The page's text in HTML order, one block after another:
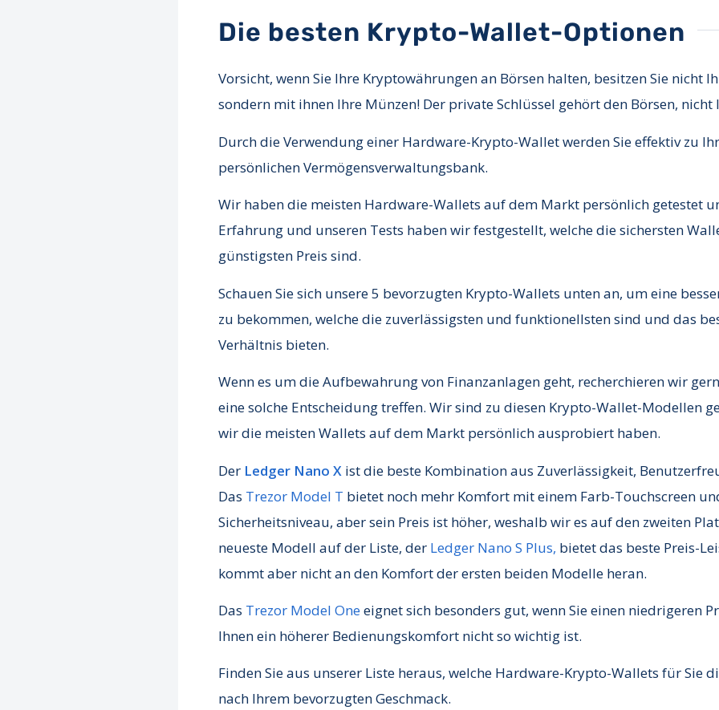
Die besten Krypto-Wallet-Optionen
Vorsicht, wenn Sie Ihre Kryptowährungen an Börsen halten, besitzen Sie nicht
sondern mit ihnen Ihre Münzen! Der private Schlüssel gehört den Börsen, nicht
Durch die Verwendung einer Hardware-Krypto-Wallet werden Sie effektiv zu
persönlichen Vermögensverwaltungsbank.
Wir haben die meisten Hardware-Wallets auf dem Markt persönlich getestet
Erfahrung und unseren Tests haben wir festgestellt, welche die sichersten
günstigsten Preis sind.
Schauen Sie sich unsere 5 bevorzugten Krypto-Wallets unten an, um eine
zu bekommen, welche die zuverlässigsten und funktionellsten sind und das
Verhältnis bieten.
Wenn es um die Aufbewahrung von Finanzanlagen geht, recherchieren wir
eine solche Entscheidung treffen. Wir sind zu diesen Krypto-Wallet-Modellen
wir die meisten Wallets auf dem Markt persönlich ausprobiert haben.
Der Ledger Nano X ist die beste Kombination aus Zuverlässigkeit,
Das Trezor Model T bietet noch mehr Komfort mit einem Farb-Touchscreen
Sicherheitsniveau, aber sein Preis ist höher, weshalb wir es auf den zweiten
neueste Modell auf der Liste, der Ledger Nano S Plus, bietet das beste Preis-
kommt aber nicht an den Komfort der ersten beiden Modelle heran.
Das Trezor Model Oneeignet sich besonders gut, wenn Sie einen niedrigeren
Ihnen ein höherer Bedienungskomfort nicht so wichtig ist.
Finden Sie aus unserer Liste heraus, welche Hardware-Krypto-Wallets für Sie
nach Ihrem bevorzugten Geschmack.